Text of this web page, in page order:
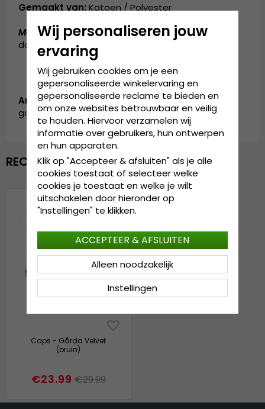
Gemaakt van:Katoen / Polyester
Maattabel:de cap is verkrijgbaar in één maat, die
door iedereen gedragen kan worden
Artikelnummer:
garda.cap.velvet.brown
RECENTELIJK BEKEKEN
Caps - Gårda Velvet
(bruin)
€23.99 €29.99
Wij personaliseren jouw
ervaring
Wij gebruiken cookies om je een
gepersonaliseerde winkelervaring en
gepersonaliseerde reclame te bieden en
om onze websites betrouwbaar en veilig
te houden. Hiervoor verzamelen wij
informatie over gebruikers, hun ontwerpen
en hun apparaten.
Klik op "Accepteer & afsluiten" als je alle
cookies toestaat of selecteer welke
cookies je toestaat en welke je wilt
uitschakelen door hieronder op
"Instellingen" te klikken.
Instellingen
Alleen noodzakelijk
ACCEPTEER & AFSLUITEN